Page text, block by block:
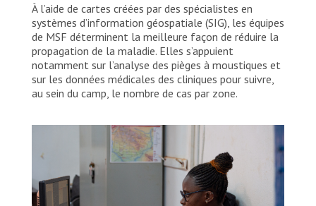
À l’aide de cartes créées par des spécialistes en
systèmes d’information géospatiale (SIG), les équipes
de MSF déterminent la meilleure façon de réduire la
propagation de la maladie. Elles s’appuient
notamment sur l’analyse des pièges à moustiques et
sur les données médicales des cliniques pour suivre,
au sein du camp, le nombre de cas par zone.